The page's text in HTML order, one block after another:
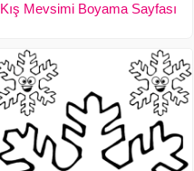
Kış Mevsimi Boyama Sayfası